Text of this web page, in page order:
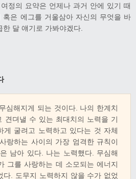
정의 요약은 언제나 과거 안에 있기 때
혹은 에그를 거울삼아 자신의 무엇을 바
달 얘기로 가봐야겠다.
심해지게 되는 것이다. 나의 한계치
견뎌낼 수 있는 최대치의 노력을 기
게 굴려고 노력하고 있다는 것 자체
랑하는 사이의 가장 엄격한 규칙이
남아 있다. 나는 노력했다. 무심해
그를 사랑하는 데 소모되는 에너지
다. 도무지 노력하지 않을 수가 없었